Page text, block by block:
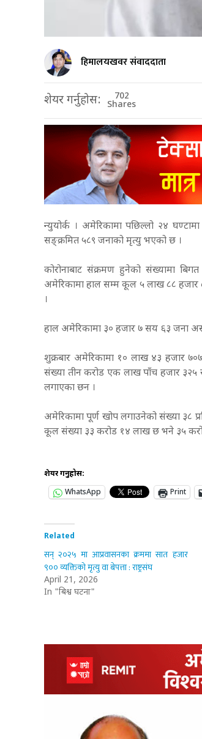
हिमालयखवर संवाददाता
शेयर गर्नुहोस: 702
Shares
न्युयोर्क । अमेरिकामा पछिल्लो २४
सङ्क्रमित ५८९ जनाको मृत्यु भएको छ ।
कोरोनाबाट संक्रमण हुनेको संख्यामा
अमेरिकामा हाल सम्म कूल ५ लाख ८८ हजार
।
हाल अमेरिकामा ३० हजार ७ सय ६३ जना
शुक्रबार अमेरिकामा १० लाख ४३ हजार
संख्या तीन करोड एक लाख पाँच हजार
लगाएका छन ।
अमेरिकामा पूर्ण खोप लगाउनेको संख्या ३८
कूल संख्या ३३ करोड १४ लाख छ भने ३५
शेयर गर्नुहोस:
WhatsApp
Print
Related
सन् २०२५ मा आप्रवासनका क्रममा सात हजार
९०० व्यक्तिको मृत्यु वा बेपत्ता : राष्ट्रसंघ
April 21, 2026
In "बिश्व घटना"